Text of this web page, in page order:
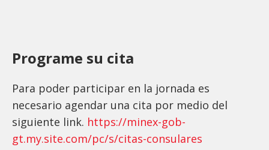
Programe su cita
Para poder participar en la jornada es
necesario agendar una cita por medio del
siguiente link. https://minex-gob-
gt.my.site.com/pc/s/citas-consulares